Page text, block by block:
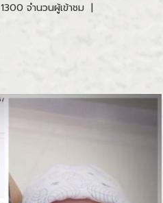
1300 จำนวนผู้เข้าชม |